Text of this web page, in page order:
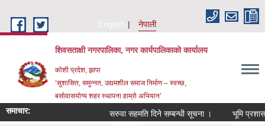
English
नेपाली
शिवसताक्षी नगरपालिका, नगर कार्यपालिकाकाे कार्यालय
कोशी प्रदेश, झापा
‘सुशासित, समुन्‍नत, उद्यमशील समाज निर्माण – स्वच्छ,
बसोवासयोग्य शहर स्थापना हाम्रो अभियान’
समाचार: सरुवा सहमति दिने सम्बन्धी सूचना । भूमि